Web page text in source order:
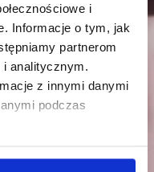
i
Informacje o tym, jak
partnerom
analitycznym.
z innymi danymi
podczas